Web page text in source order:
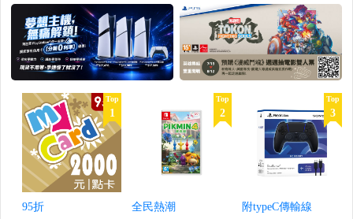
Top
1
95折
Top
2
全民熱潮
Top
3
附typeC傳輸線